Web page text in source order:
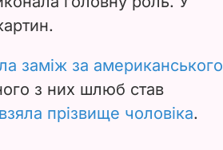
заміж за американського
з них шлюб став
взяла прізвище чоловіка.